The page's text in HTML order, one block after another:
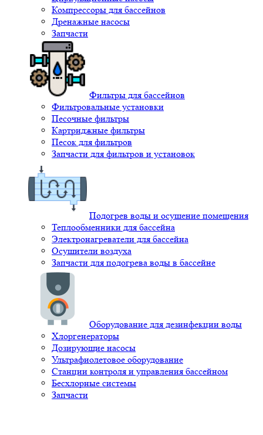
Компрессоры для бассейнов
Дренажные насосы
Запчасти
Фильтры для бассейнов
Фильтровальные установки
Песочные фильтры
Картриджные фильтры
Песок для фильтров
Запчасти для фильтров и установок
Подогрев воды и осушение помещения
Теплообменники для бассейна
Электронагреватели для бассейна
Осушители воздуха
Запчасти для подогрева воды в бассейне
Оборудование для дезинфекции воды
Хлоргенераторы
Дозирующие насосы
Ультрафиолетовое оборудование
Станции контроля и управления бассейном
Бесхлорные системы
Запчасти